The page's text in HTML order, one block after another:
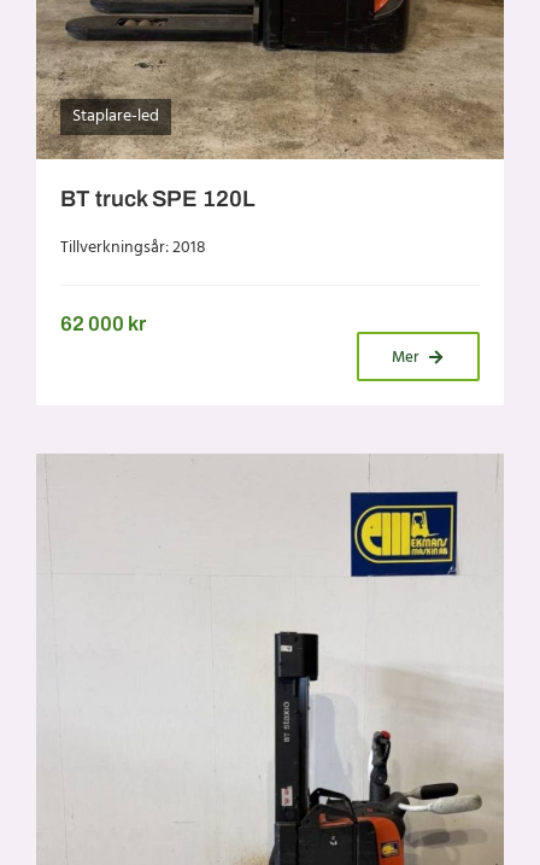
Staplare-led
BT truck SPE 120L
Tillverkningsår: 2018
62 000 kr
Mer